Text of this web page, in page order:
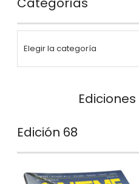
Ediciones
Edición 68